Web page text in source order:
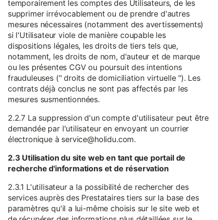
temporairement les comptes des Utilisateurs, de les
supprimer irrévocablement ou de prendre d'autres
mesures nécessaires (notamment des avertissements)
si l'Utilisateur viole de manière coupable les
dispositions légales, les droits de tiers tels que,
notamment, les droits de nom, d'auteur et de marque
ou les présentes CGV ou poursuit des intentions
frauduleuses (" droits de domiciliation virtuelle "). Les
contrats déjà conclus ne sont pas affectés par les
mesures susmentionnées.
2.2.7 La suppression d'un compte d'utilisateur peut être
demandée par l'utilisateur en envoyant un courrier
électronique à service@holidu.com.
2.3 Utilisation du site web en tant que portail de
recherche d'informations et de réservation
2.3.1 L'utilisateur a la possibilité de rechercher des
services auprès des Prestataires tiers sur la base des
paramètres qu'il a lui-même choisis sur le site web et